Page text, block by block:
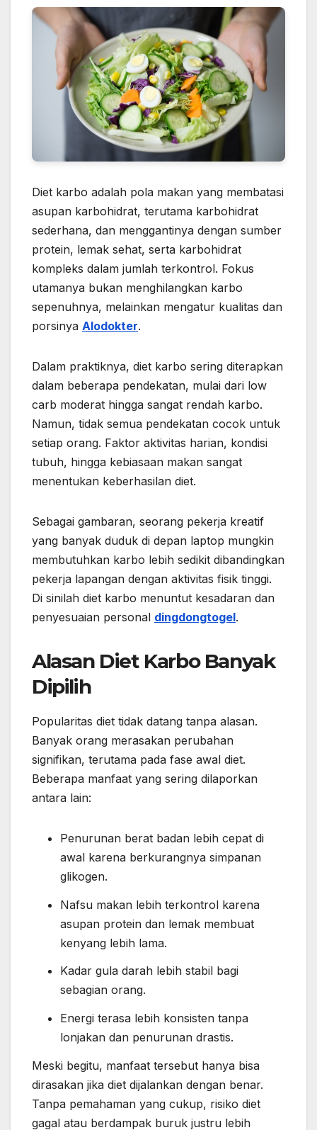
Diet karbo adalah pola makan yang membatasi
asupan karbohidrat, terutama karbohidrat
sederhana, dan menggantinya dengan sumber
protein, lemak sehat, serta karbohidrat
kompleks dalam jumlah terkontrol. Fokus
utamanya bukan menghilangkan karbo
sepenuhnya, melainkan mengatur kualitas dan
porsinya Alodokter.
Dalam praktiknya, diet karbo sering diterapkan
dalam beberapa pendekatan, mulai dari low
carb moderat hingga sangat rendah karbo.
Namun, tidak semua pendekatan cocok untuk
setiap orang. Faktor aktivitas harian, kondisi
tubuh, hingga kebiasaan makan sangat
menentukan keberhasilan diet.
Sebagai gambaran, seorang pekerja kreatif
yang banyak duduk di depan laptop mungkin
membutuhkan karbo lebih sedikit dibandingkan
pekerja lapangan dengan aktivitas fisik tinggi.
Di sinilah diet karbo menuntut kesadaran dan
penyesuaian personal dingdongtogel.
Alasan Diet Karbo Banyak
Dipilih
Popularitas diet tidak datang tanpa alasan.
Banyak orang merasakan perubahan
signifikan, terutama pada fase awal diet.
Beberapa manfaat yang sering dilaporkan
antara lain:
Penurunan berat badan lebih cepat di
awal karena berkurangnya simpanan
glikogen.
Nafsu makan lebih terkontrol karena
asupan protein dan lemak membuat
kenyang lebih lama.
Kadar gula darah lebih stabil bagi
sebagian orang.
Energi terasa lebih konsisten tanpa
lonjakan dan penurunan drastis.
Meski begitu, manfaat tersebut hanya bisa
dirasakan jika diet dijalankan dengan benar.
Tanpa pemahaman yang cukup, risiko diet
gagal atau berdampak buruk justru lebih